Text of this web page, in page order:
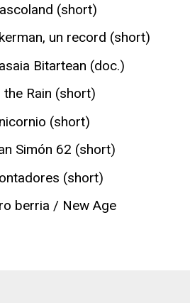
(short)
un record (short)
Bitartean (doc.)
the Rain (short)
(short)
Simón 62 (short)
(short)
berria / New Age